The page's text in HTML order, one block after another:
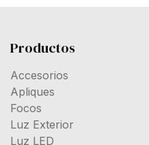
Productos
Accesorios
Apliques
Focos
Luz Exterior
Luz LED